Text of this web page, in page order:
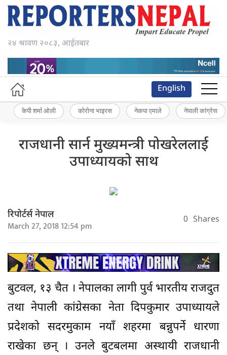
२४ श्रावण २०८३, आईतबार
English
केपी शर्मा ओली कोरोना भाइरस नेकपा एमाले नेपाली कांग्रेस
राजधानी सार्न मुख्यमन्त्री पोखरेललाई
उपाध्यायको साथ
रिपोर्टर्स नेपाल
March 27, 2018 12:54 pm 0 Shares
बुटवल, १३ चैत । नेपालका लागी पुर्व भारतीय राजदुत
तथा नेपाली कांग्रेसका नेता दिपकुमार उपाध्यायले
प्रदेशको सदरमुकाम नयाँ शहरमा बन्नुपर्ने धारणा
राखेका छन् । उनले बुटबलमा अस्थायी राजधानी